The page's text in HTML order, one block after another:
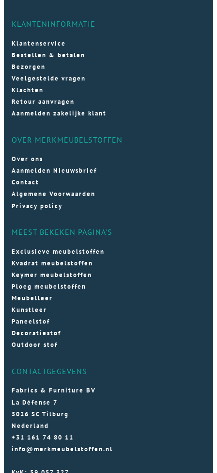
KLANTENINFORMATIE
Klantenservice
Bestellen & betalen
Bezorgen
Veelgestelde vragen
Klachten
Retour aanvragen
Aanmelden zakelijke klant
OVER MERKMEUBELSTOFFEN
Over ons
Aanmelden Nieuwsbrief
Contact
Algemene Voorwaarden
Privacy policy
MEEST BEKEKEN PAGINA'S
Exclusieve meubelstoffen
Kvadrat meubelstoffen
Keymer meubelstoffen
Ploeg meubelstoffen
Meubelleer
Kunstleer
Paneelstof
Decoratiestof
Outdoor stof
CONTACTGEGEVENS
Fabrics & Furniture BV
La Défense 7
5026 SC Tilburg
Nederland
+31 161 74 80 11
info@merkmeubelstoffen.nl